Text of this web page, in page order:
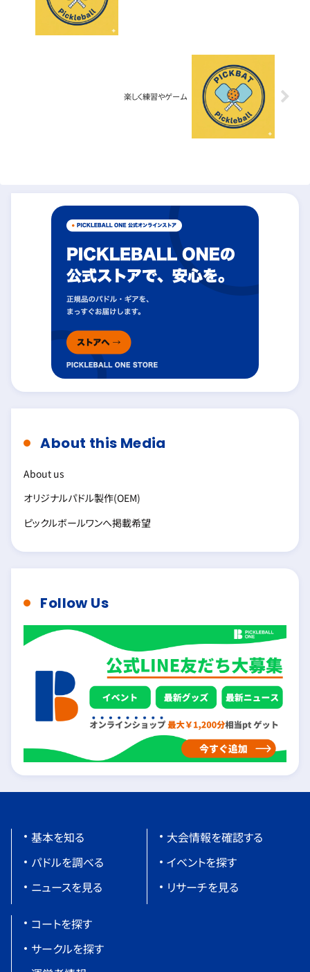
楽しく練習やゲーム
About this Media
About us
オリジナルパドル製作(OEM)
ピックルボールワンへ掲載希望
Follow Us
基本を知る
パドルを調べる
ニュースを見る
大会情報を確認する
イベントを探す
リサーチを見る
コートを探す
サークルを探す